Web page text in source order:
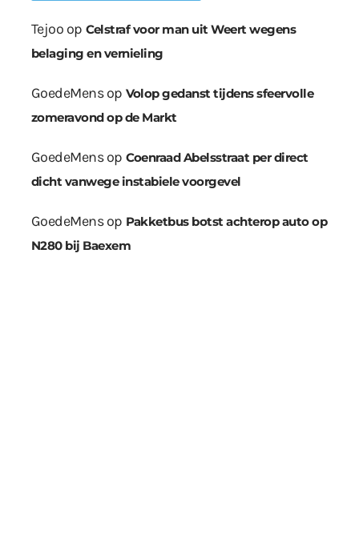
Tejoo op Celstraf voor man uit Weert wegens
belaging en vernieling
GoedeMensop Volop gedanst tijdens sfeervolle
zomeravond op de Markt
GoedeMensop Coenraad Abelsstraat per direct
dicht vanwege instabiele voorgevel
GoedeMensop Pakketbus botst achterop auto op
N280 bij Baexem